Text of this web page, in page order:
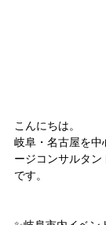
こんにちは。
岐阜・名古屋を中
ージコンサルタン
です。